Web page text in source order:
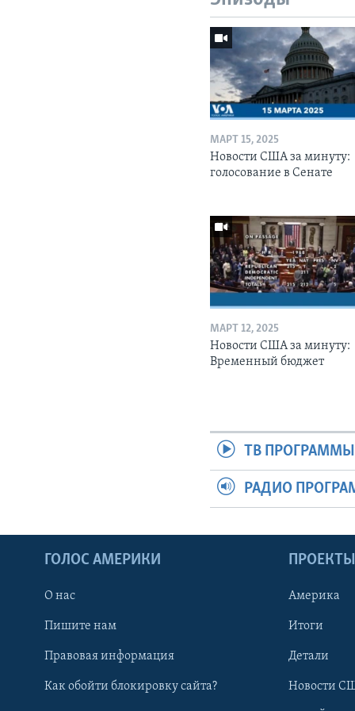
МАРТ 15, 2025
Новости США за минуту:
голосование в Сенате
МАРТ 12, 2025
Новости США за минуту:
Временный бюджет
ТВ ПРОГРАММЫ
РАДИО
ГОЛОС АМЕРИКИ
О нас
Пишите нам
Правовая информация
Как обойти блокировку сайта?
ПРОЕКТЫ
Америка
Итоги
Детали
Новости